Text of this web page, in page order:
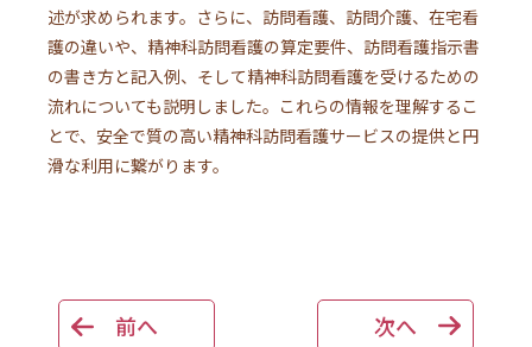
述が求められます。さらに、訪問看護、訪問介護、在宅看
護の違いや、精神科訪問看護の算定要件、訪問看護指示書
の書き方と記入例、そして精神科訪問看護を受けるための
流れについても説明しました。これらの情報を理解するこ
とで、安全で質の高い精神科訪問看護サービスの提供と円
滑な利用に繋がります。
前へ 次へ